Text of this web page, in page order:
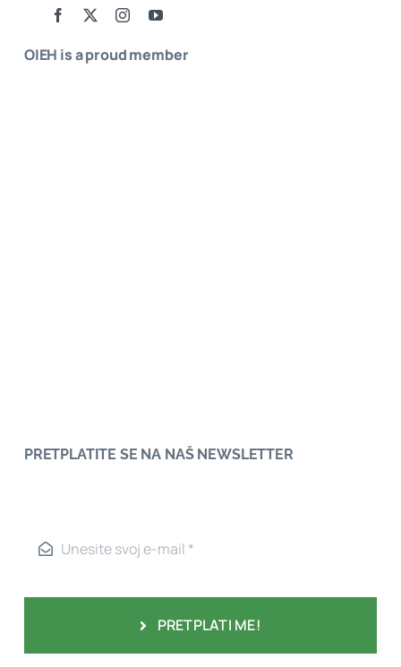
OIEH is a proud member
PRETPLATITE SE NA NAŠ NEWSLETTER
PRETPLATI ME!